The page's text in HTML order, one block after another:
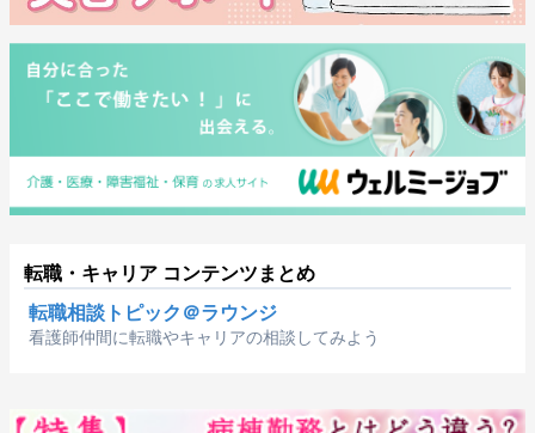
転職・キャリア コンテンツまとめ
転職相談トピック＠ラウンジ
看護師仲間に転職やキャリアの相談してみよう